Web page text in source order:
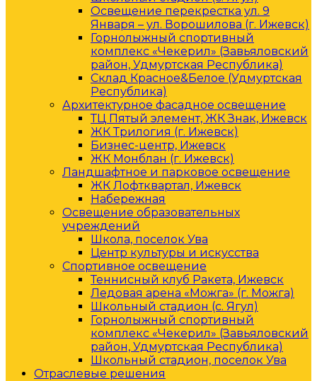
Освещение перекрестка ул. 9
Января – ул. Ворошилова (г. Ижевск)
Горнолыжный спортивный
комплекс «Чекерил» (Завьяловский
район, Удмуртская Республика)
Склад Красное&Белое (Удмуртская
Республика)
Архитектурное фасадное освещение
ТЦ Пятый элемент, ЖК Знак, Ижевск
ЖК Трилогия (г. Ижевск)
Бизнес-центр, Ижевск
ЖК Монблан (г. Ижевск)
Ландшафтное и парковое освещение
ЖК Лофтквартал, Ижевск
Набережная
Освещение образовательных
учреждений
Школа, поселок Ува
Центр культуры и искусства
Спортивное освещение
Теннисный клуб Ракета, Ижевск
Ледовая арена «Можга» (г. Можга)
Школьный стадион (с. Ягул)
Горнолыжный спортивный
комплекс «Чекерил» (Завьяловский
район, Удмуртская Республика)
Школьный стадион, поселок Ува
Отраслевые решения